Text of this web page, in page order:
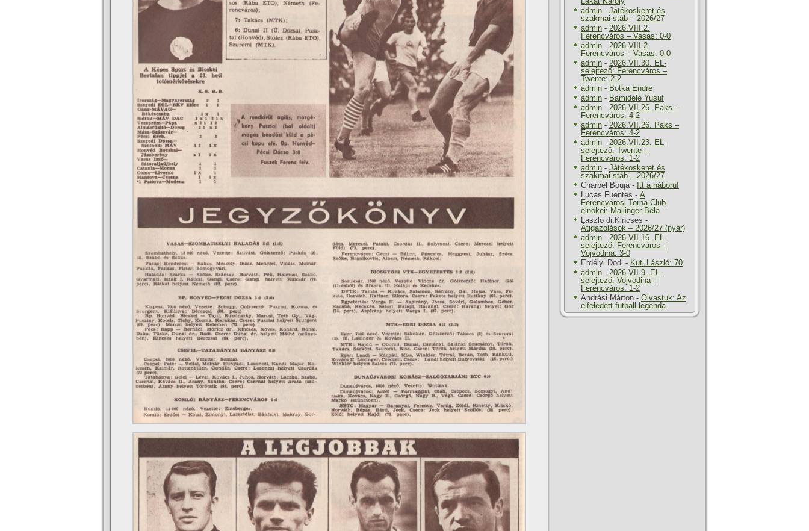
admin - Játékoskeret és
szakmai stáb – 2026/27
admin - 2026.VIII.2.
Ferencváros – Vasas: 0-0
admin - 2026.VIII.2.
Ferencváros – Vasas: 0-0
admin - 2026.VII.30. EL-
selejtező: Ferencváros –
Twente: 2-2
admin - Botka Endre
admin - Bamidele Yusuf
admin - 2026.VII.26. Paks –
Ferencváros: 4-2
admin - 2026.VII.26. Paks –
Ferencváros: 4-2
admin - 2026.VII.23. EL-
selejtező: Twente –
Ferencváros: 1-2
admin - Játékoskeret és
szakmai stáb – 2026/27
Charbel Bouja- Itt a háboru!
Lucas Fuentes - A
Ferencvárosi Torna Club
elnökei: Mailinger Béla
Laszlo dr.Kincses -
Átigazolások – 2026/27 (nyár)
admin - 2026.VII.16. EL-
selejtező: Ferencváros –
Vojvodina: 3-0
Erdélyi Dodi - Kuti László: 70
admin - 2026.VII.9. EL-
selejtező: Vojvodina –
Ferencváros: 1-2
Andrási Márton - Olvastuk: Az
elfeledett futball-legenda